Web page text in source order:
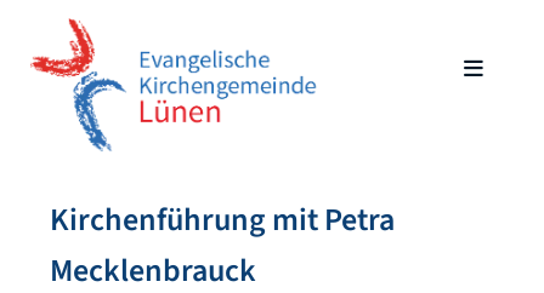
Kirchenführung mit Petra
Mecklenbrauck